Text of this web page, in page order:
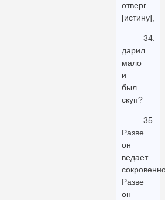
отверг
[истину],
34.
дарил
мало
и
был
скуп?
35.
Разве
он
ведает
Разве
он